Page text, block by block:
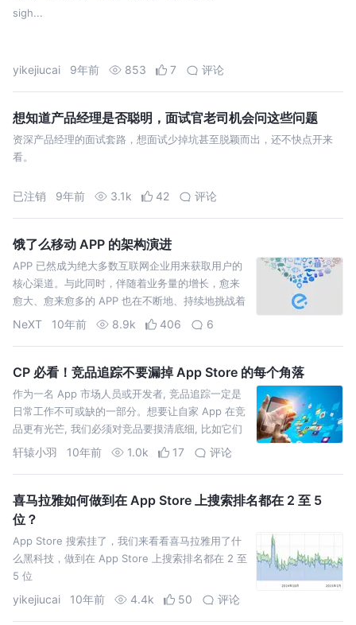
sigh...
yikejiucai 9年前 853 7 评论
想知道产品经理是否聪明，面试官老司机会问这些问题
资深产品经理的面试套路，想面试少掉坑甚至脱颖而出，还不快点开来
看。
已注销 9年前 3.1k 42 评论
饿了么移动 APP 的架构演进
APP 已然成为绝大多数互联网企业用来获取用户的
核心渠道。与此同时，伴随着业务量的增长，愈来
愈大、愈来愈多的 APP 也在不断地、持续地挑战着
每一个移动端研发人员的知识深度，而我们的移动
样一个挑战，多用户量、多业务量，在接受着更多
更挑剔用户的同时，默默地、不断地演进着移动端
的架构。
NeXT 10年前 8.9k 406 6
CP 必看！竞品追踪不要漏掉 App Store 的每个角落
作为一名 App 市场人员或开发者, 竞品追踪一定是
日常工作不可或缺的一部分。想要让自家 App 在竞
品更有光芒, 我们必须对竞品要摸清底细, 比如它们
是怎么运作的、它们的目标用户是谁、它们能为用
轩辕小羽 10年前 1.0k 17 评论
喜马拉雅如何做到在 App Store 上搜索排名都在 2 至 5
位？
App Store 搜索挂了，我们来看看喜马拉雅用了什
么黑科技，做到在 App Store 上搜索排名都在 2 至
5 位
yikejiucai 10年前 4.4k 50 评论